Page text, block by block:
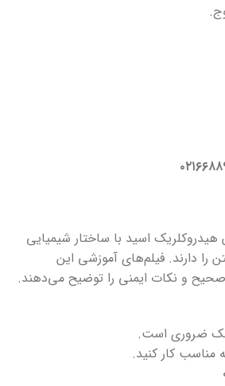
اسید با ساختار شیمیایی
را دارند. فیلم‌های آموزشی این
و نکات ایمنی را توضیح می‌دهند.
ضروری است.
مناسب کار کنید.